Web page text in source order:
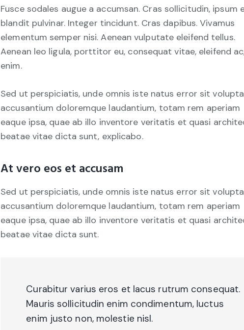
Fusce sodales augue a accumsan. Cras sollicitudin, ipsum
blandit pulvinar. Integer tincidunt. Cras dapibus. Vivamus
elementum semper nisi. Aenean vulputate eleifend tellus.
Aenean leo ligula, porttitor eu, consequat vitae, eleifend
enim.
Sed ut perspiciatis, unde omnis iste natus error sit
accusantium doloremque laudantium, totam rem aperiam
eaque ipsa, quae ab illo inventore veritatis et quasi
beatae vitae dicta sunt, explicabo.
At vero eos et accusam
Sed ut perspiciatis, unde omnis iste natus error sit
accusantium doloremque laudantium, totam rem aperiam
eaque ipsa, quae ab illo inventore veritatis et quasi
beatae vitae dicta sunt.
Curabitur varius eros et lacus rutrum consequat.
Mauris sollicitudin enim condimentum, luctus
enim justo non, molestie nisl.